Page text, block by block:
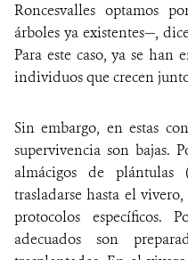
Roncesvalles optamos
árboles ya existentes—,
Para este caso, ya se han
individuos que crecen
Sin embargo, en estas
supervivencia son bajas.
almácigos de plántulas
trasladarse hasta el
protocolos específicos.
adecuados son